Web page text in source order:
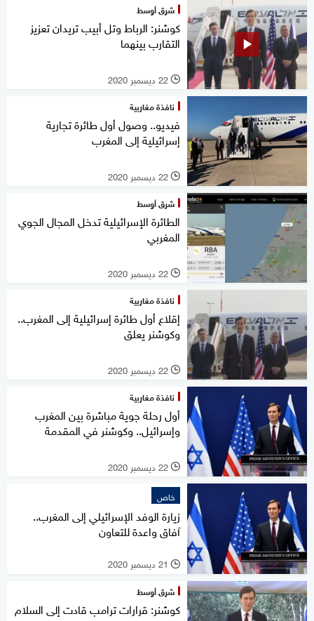
شرق أوسط
كوشنر: الرباط وتل أبيب تريدان تعزيز
التقارب بينهما
l 22 ديسمبر 2020
نافذة مغاربية
فيديو.. وصول أول طائرة تجارية
إسرائيلية إلى المغرب
l 22 ديسمبر 2020
شرق أوسط
الطائرة الإسرائيلية تدخل المجال الجوي
المغربي
l 22 ديسمبر 2020
نافذة مغاربية
إقلاع أول طائرة إسرائيلية إلى المغرب..
وكوشنر يعلق
l 22 ديسمبر 2020
نافذة مغاربية
أول رحلة جوية مباشرة بين المغرب
وإسرائيل.. وكوشنر في المقدمة
l 22 ديسمبر 2020
خاص
زيارة الوفد الإسرائيلي إلى المغرب..
آفاق واعدة للتعاون
l 21 ديسمبر 2020
شرق أوسط
كوشنر: قرارات ترامب قادت إلى السلام